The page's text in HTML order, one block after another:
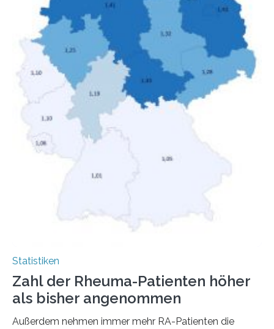
hinnehmen mussten, nahm die Belastung bei
Menschen mit…
Statistiken
Zahl der Rheuma-Patienten höher
als bisher angenommen
Außerdem nehmen immer mehr RA-Patienten die